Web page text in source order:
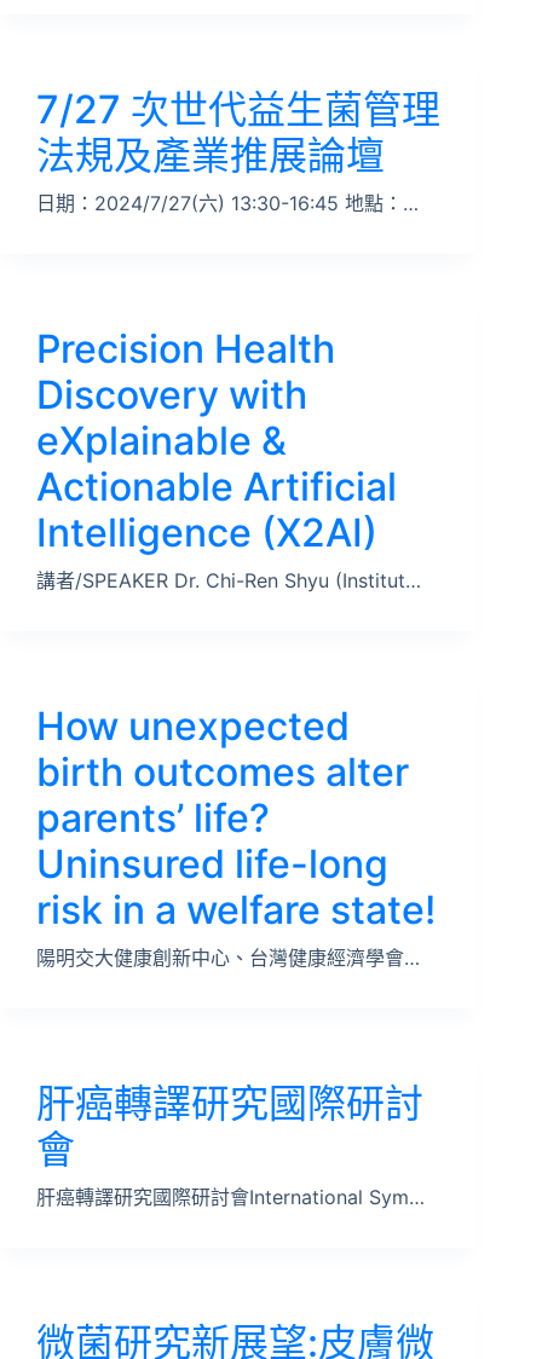
7/27 次世代益生菌管理
法規及產業推展論壇
日期：2024/7/27(六) 13:30-16:45 地點：…
Precision Health
Discovery with
eXplainable &
Actionable Artificial
Intelligence (X2AI)
講者/SPEAKER Dr. Chi-Ren Shyu (Institut…
How unexpected
birth outcomes alter
parents’ life?
Uninsured life-long
risk in a welfare state!
陽明交大健康創新中心、台灣健康經濟學會…
肝癌轉譯研究國際研討
會
肝癌轉譯研究國際研討會International Sym…
微菌研究新展望:皮膚微